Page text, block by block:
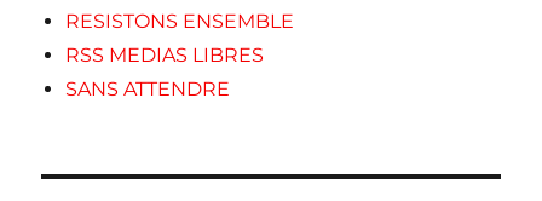
RESISTONS ENSEMBLE
RSS MEDIAS LIBRES
SANS ATTENDRE